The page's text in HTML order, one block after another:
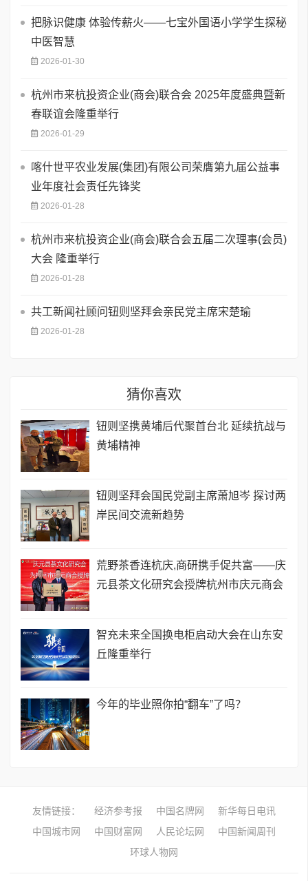
把脉识健康 体验传薪火——七宝外国语小学学生探秘
中医智慧
2026-01-30
杭州市来杭投资企业(商会)联合会 2025年度盛典暨新
春联谊会隆重举行
2026-01-29
喀什世平农业发展(集团)有限公司荣膺第九届公益事
业年度社会责任先锋奖
2026-01-28
杭州市来杭投资企业(商会)联合会五届二次理事(会员)
大会 隆重举行
2026-01-28
共工新闻社顾问钮则坚拜会亲民党主席宋楚瑜
2026-01-28
猜你喜欢
钮则坚携黄埔后代聚首台北 延续抗战与
黄埔精神
钮则坚拜会国民党副主席萧旭岑 探讨两
岸民间交流新趋势
荒野茶香连杭庆,商研携手促共富——庆
元县茶文化研究会授牌杭州市庆元商会
智充未来全国换电柜启动大会在山东安
丘隆重举行
今年的毕业照你拍“翻车”了吗？
友情链接： 经济参考报 中国名牌网
新华每日电讯
中国城市网
中国财富网 人民论坛网
中国新闻周刊
环球人物网